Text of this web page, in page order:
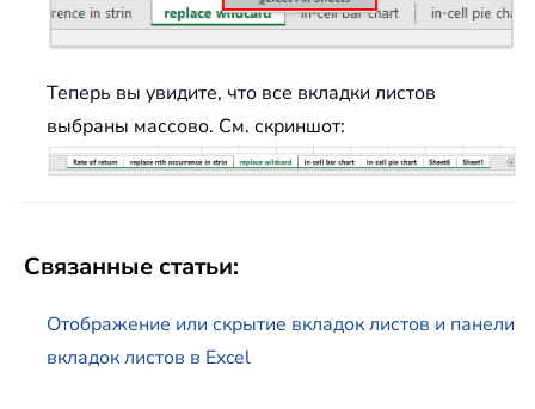
Теперь вы увидите, что все вкладки листов
выбраны массово. См. скриншот:
Связанные статьи:
Отображение или скрытие вкладок листов и панели
вкладок листов в Excel